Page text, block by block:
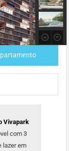
Vivapark
com 3
lazer em